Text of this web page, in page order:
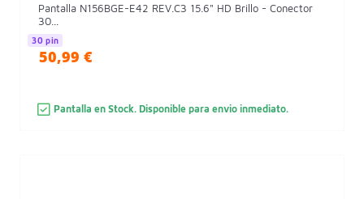
Pantalla N156BGE-E42 REV.C3 15.6" HD Brillo - Conector
30...
30 pin
50,99 €
Pantalla en Stock. Disponible para envio inmediato.